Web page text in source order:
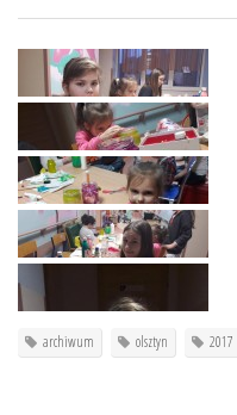
archiwum olsztyn 2017